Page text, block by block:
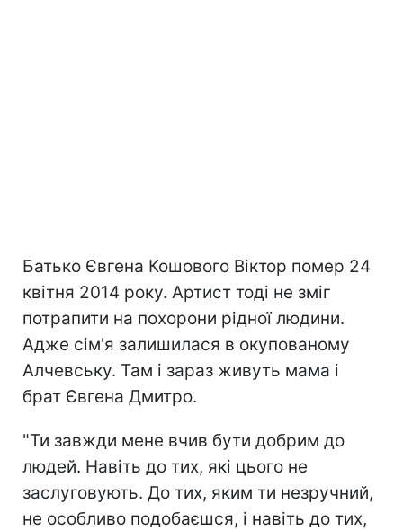
Батько Євгена Кошового Віктор помер 24
квітня 2014 року. Артист тоді не зміг
потрапити на похорони рідної людини.
Адже сім'я залишилася в окупованому
Алчевську. Там і зараз живуть мама і
брат Євгена Дмитро.
"Ти завжди мене вчив бути добрим до
людей. Навіть до тих, які цього не
заслуговують. До тих, яким ти незручний,
не особливо подобаєшся, і навіть до тих,